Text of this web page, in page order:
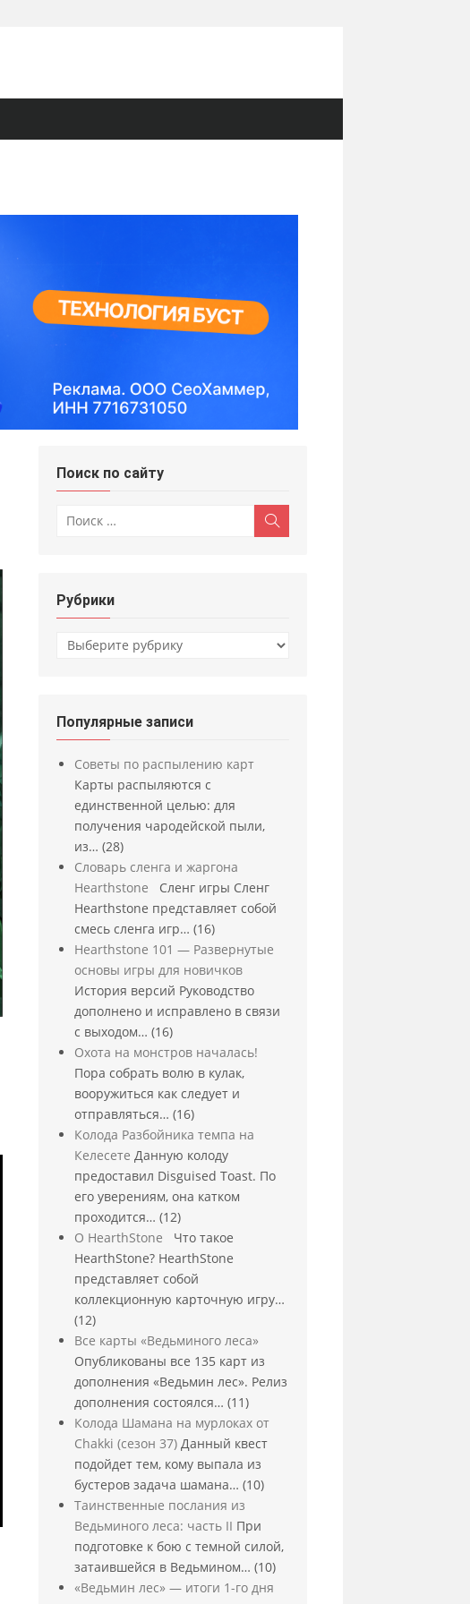
Поиск по сайту
Рубрики
Рубрики
Популярные записи
Советы по распылению карт
Карты распыляются с
единственной целью: для
получения чародейской пыли,
из… (28)
Словарь сленга и жаргона
Hearthstone Сленг игры Сленг
Hearthstone представляет собой
смесь сленга игр… (16)
Hearthstone 101 — Развернутые
основы игры для новичков
История версий Руководство
дополнено и исправлено в связи
с выходом… (16)
Охота на монстров началась!
Пора собрать волю в кулак,
вооружиться как следует и
отправляться… (16)
Колода Разбойника темпа на
Келесете Данную колоду
предоставил Disguised Toast. По
его уверениям, она катком
проходится… (12)
О HearthStone Что такое
HearthStone? HearthStone
представляет собой
коллекционную карточную игру…
(12)
Все карты «Ведьминого леса»
Опубликованы все 135 карт из
дополнения «Ведьмин лес». Релиз
дополнения состоялся… (11)
Колода Шамана на мурлоках от
Chakki (сезон 37) Данный квест
подойдет тем, кому выпала из
бустеров задача шамана… (10)
Таинственные послания из
Ведьминого леса: часть II При
подготовке к бою с темной силой,
затаившейся в Ведьмином… (10)
«Ведьмин лес» — итоги 1-го дня